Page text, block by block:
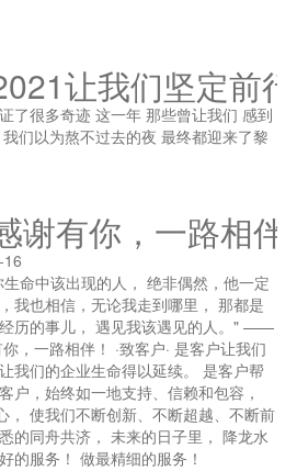
让我们坚定前
了很多奇迹 这一年 那些曾让我们 感到
们以为熬不过去的夜 最终都迎来了黎
谢有你，一路相伴
命中该出现的人， 绝非偶然，他一定
我也相信，无论我走到哪里， 那都是
历的事儿， 遇见我该遇见的人。" ——
，一路相伴！ ·致客户· 是客户让我们
我们的企业生命得以延续。 是客户帮
户，始终如一地支持、信赖和包容，
， 使我们不断创新、不断超越、不断前
的同舟共济， 未来的日子里， 降龙水
的服务！ 做最精细的服务！